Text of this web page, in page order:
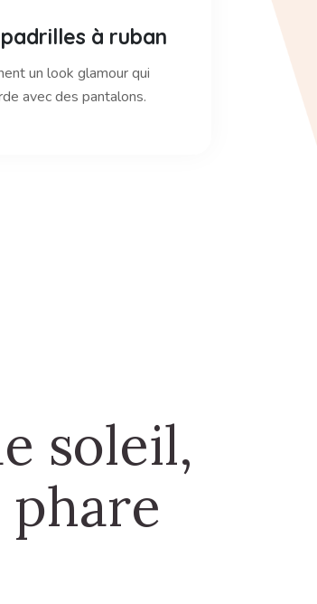
à ruban
un look glamour qui
avec des pantalons.
soleil,
phare